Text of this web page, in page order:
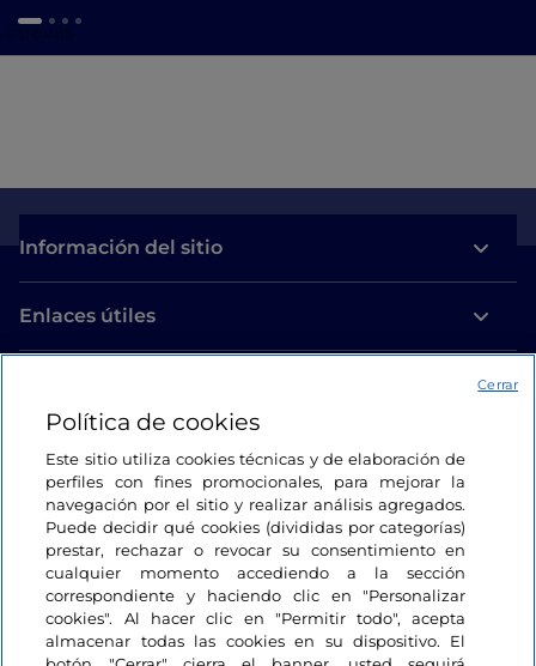
Información del sitio
Enlaces útiles
Estamos en contacto
Política de cookies
Este sitio utiliza cookies técnicas y de elaboración de
perfiles con fines promocionales, para mejorar la
navegación por el sitio y realizar análisis agregados.
Puede decidir qué cookies (divididas por categorías)
prestar, rechazar o revocar su consentimiento en
cualquier momento accediendo a la sección
correspondiente y haciendo clic en "Personalizar
cookies". Al hacer clic en "Permitir todo", acepta
almacenar todas las cookies en su dispositivo. El
Cerrar